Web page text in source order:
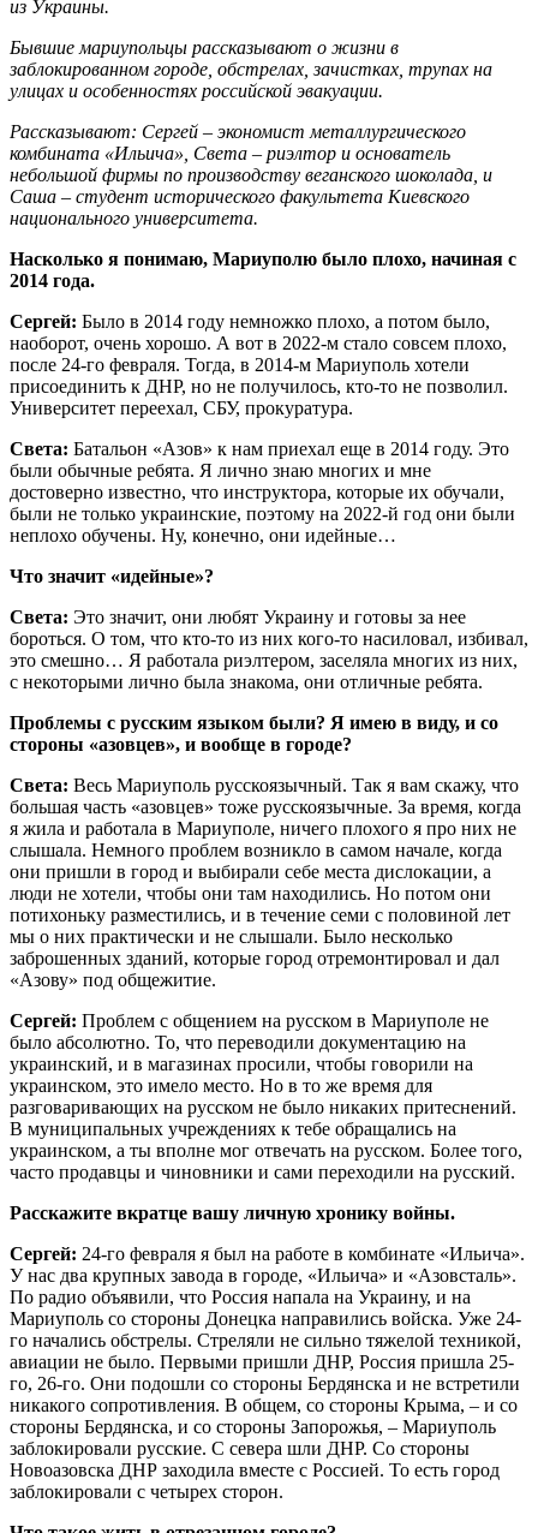
из Украины.
Бывшие мариупольцы рассказывают о жизни в
заблокированном городе, обстрелах, зачистках, трупах на
улицах и особенностях российской эвакуации.
Рассказывают: Сергей – экономист металлургического
комбината «Ильича», Света – риэлтор и основатель
небольшой фирмы по производству веганского шоколада, и
Саша – студент исторического факультета Киевского
национального университета.
Насколько я понимаю, Мариуполю было плохо, начиная с
2014 года.
Сергей: Было в 2014 году немножко плохо, а потом было,
наоборот, очень хорошо. А вот в 2022-м стало совсем плохо,
после 24-го февраля. Тогда, в 2014-м Мариуполь хотели
присоединить к ДНР, но не получилось, кто-то не позволил.
Университет переехал, СБУ, прокуратура.
Света: Батальон «Азов» к нам приехал еще в 2014 году. Это
были обычные ребята. Я лично знаю многих и мне
достоверно известно, что инструктора, которые их обучали,
были не только украинские, поэтому на 2022-й год они были
неплохо обучены. Ну, конечно, они идейные…
Что значит «идейные»?
Света: Это значит, они любят Украину и готовы за нее
бороться. О том, что кто-то из них кого-то насиловал, избивал,
это смешно… Я работала риэлтером, заселяла многих из них,
с некоторыми лично была знакома, они отличные ребята.
Проблемы с русским языком были? Я имею в виду, и со
стороны «азовцев», и вообще в городе?
Света: Весь Мариуполь русскоязычный. Так я вам скажу, что
большая часть «азовцев» тоже русскоязычные. За время, когда
я жила и работала в Мариуполе, ничего плохого я про них не
слышала. Немного проблем возникло в самом начале, когда
они пришли в город и выбирали себе места дислокации, а
люди не хотели, чтобы они там находились. Но потом они
потихоньку разместились, и в течение семи с половиной лет
мы о них практически и не слышали. Было несколько
заброшенных зданий, которые город отремонтировал и дал
«Азову» под общежитие.
Сергей: Проблем с общением на русском в Мариуполе не
было абсолютно. То, что переводили документацию на
украинский, и в магазинах просили, чтобы говорили на
украинском, это имело место. Но в то же время для
разговаривающих на русском не было никаких притеснений.
В муниципальных учреждениях к тебе обращались на
украинском, а ты вполне мог отвечать на русском. Более того,
часто продавцы и чиновники и сами переходили на русский.
Расскажите вкратце вашу личную хронику войны.
Сергей: 24-го февраля я был на работе в комбинате «Ильича».
У нас два крупных завода в городе, «Ильича» и «Азовсталь».
По радио объявили, что Россия напала на Украину, и на
Мариуполь со стороны Донецка направились войска. Уже 24-
го начались обстрелы. Стреляли не сильно тяжелой техникой,
авиации не было. Первыми пришли ДНР, Россия пришла 25-
го, 26-го. Они подошли со стороны Бердянска и не встретили
никакого сопротивления. В общем, со стороны Крыма, – и со
стороны Бердянска, и со стороны Запорожья, – Мариуполь
заблокировали русские. С севера шли ДНР. Со стороны
Новоазовска ДНР заходила вместе с Россией. То есть город
заблокировали с четырех сторон.